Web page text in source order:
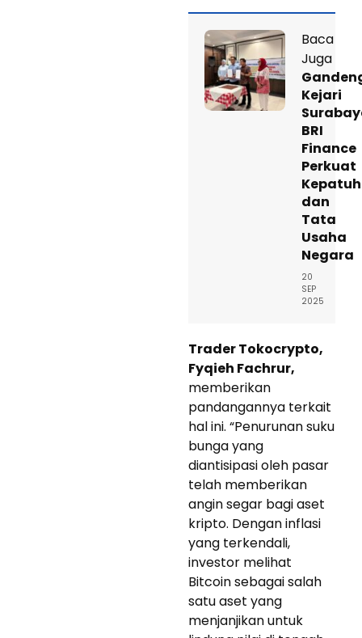
Baca
Juga
Kejari
BRI
Finance
Perkuat
dan
Tata
Usaha
Negara
20
SEP
2025
Trader Tokocrypto,
Fyqieh Fachrur,
memberikan
pandangannya terkait
hal ini. “Penurunan suku
bunga yang
diantisipasi oleh pasar
telah memberikan
angin segar bagi aset
kripto. Dengan inflasi
yang terkendali,
investor melihat
Bitcoin sebagai salah
satu aset yang
menjanjikan untuk